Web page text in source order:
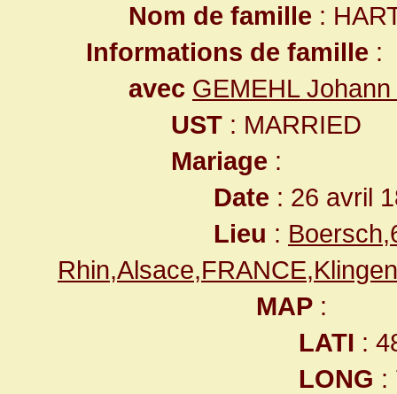
Nom de famille :
Informations de famille :
avec GEMEHL
UST : MARRIED
Mariage :
Date : 26 avril
Lieu :
MAP :
LATI :
LONG :